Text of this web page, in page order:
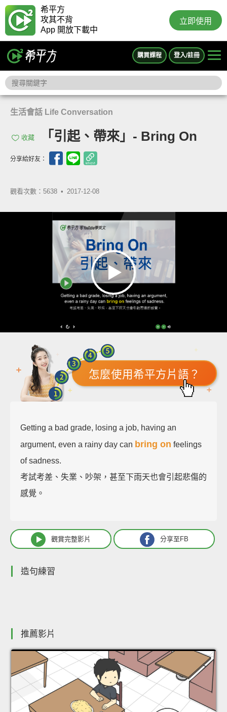
希平方
攻其不背
App 開放下載中
立即使用
購買課程 登入/註冊
生活會話 Life Conversation
收藏 「引起、帶來」- Bring On
分享給好友：
觀看次數：5638 • 2017-12-08
怎麼使用希平方片語？
Getting a bad grade, losing a job, having an
argument, even a rainy day can bring on feelings
of sadness.
考試考差、失業、吵架，甚至下雨天也會引起悲傷的
感覺。
觀賞完整影片 分享至FB
造句練習
推薦影片